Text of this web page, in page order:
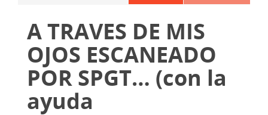
A TRAVES DE MIS
OJOS ESCANEADO
POR SPGT… (con la
ayuda